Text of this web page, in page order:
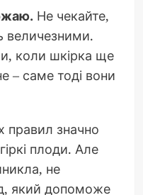
Не чекайте,
величезними.
коли шкірка ще
– саме тоді вони
правил значно
плоди. Але
не
який допоможе